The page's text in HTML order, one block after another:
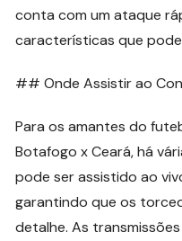
conta com um ataque
características que
## Onde Assistir ao
Para os amantes do
Botafogo x Ceará, há
pode ser assistido ao
garantindo que os
detalhe. As